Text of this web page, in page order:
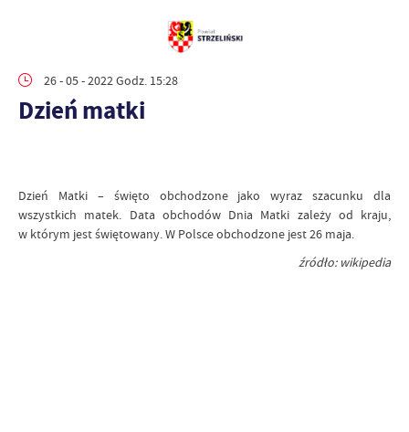
26 - 05 - 2022 Godz. 15:28
Dzień matki
Dzień Matki – święto obchodzone jako wyraz szacunku dla
wszystkich matek. Data obchodów Dnia Matki zależy od kraju,
w którym jest świętowany. W Polsce obchodzone jest 26 maja.
źródło: wikipedia